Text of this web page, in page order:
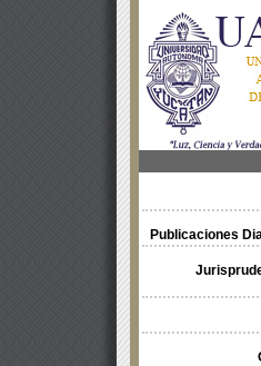
Publicaciones